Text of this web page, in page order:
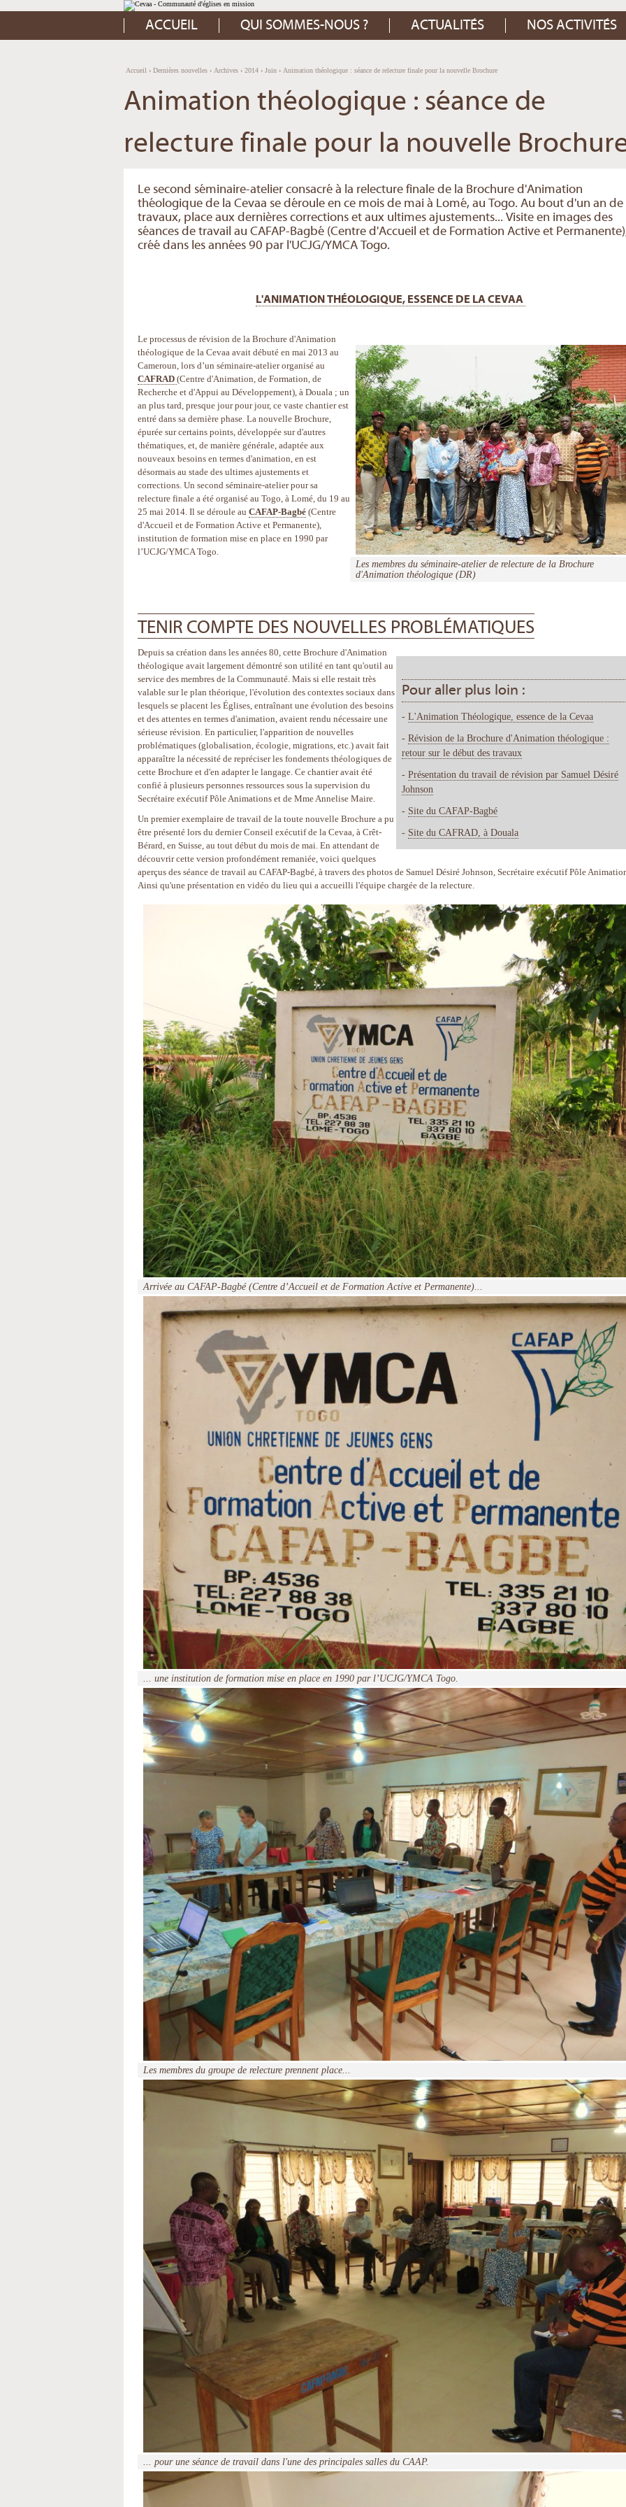
Aller
au
contenu.
Aller
à
Outils
personnels
ACCUEIL QUI SOMMES-NOUS ? ACTUALITÉS NOS ACTIVITÉS
Accueil › Dernières nouvelles › Archives › 2014 › Juin › Animation théologique : séance de relecture finale pour la nouvelle Brochure
Animation théologique : séance de
relecture finale pour la nouvelle
Le second séminaire-atelier consacré à la relecture finale de la Brochure d'Animation
théologique de la Cevaa se déroule en ce mois de mai à Lomé, au Togo. Au bout d'un an de
travaux, place aux dernières corrections et aux ultimes ajustements... Visite en images des
séances de travail au CAFAP-Bagbé (Centre d'Accueil et de Formation Active et
créé dans les années 90 par l'UCJG/YMCA Togo.
L'ANIMATION THÉOLOGIQUE, ESSENCE DE LA CEVAA
Les membres du séminaire-atelier de relecture de la Brochure
d'Animation théologique (DR)
Le processus de révision de la Brochure d'Animation
théologique de la Cevaa avait débuté en mai 2013 au
Cameroun, lors d’un séminaire-atelier organisé au
CAFRAD (Centre d'Animation, de Formation, de
Recherche et d'Appui au Développement), à Douala ; un
an plus tard, presque jour pour jour, ce vaste chantier est
entré dans sa dernière phase. La nouvelle Brochure,
épurée sur certains points, développée sur d'autres
thématiques, et, de manière générale, adaptée aux
nouveaux besoins en termes d'animation, en est
désormais au stade des ultimes ajustements et
corrections. Un second séminaire-atelier pour sa
relecture finale a été organisé au Togo, à Lomé, du 19 au
25 mai 2014. Il se déroule au CAFAP-Bagbé (Centre
d'Accueil et de Formation Active et Permanente),
institution de formation mise en place en 1990 par
l’UCJG/YMCA Togo.
TENIR COMPTE DES NOUVELLES PROBLÉMATIQUES
Pour aller plus loin :
- L'Animation Théologique, essence de la Cevaa
- Révision de la Brochure d'Animation théologique :
retour sur le début des travaux
- Présentation du travail de révision par Samuel Désiré
Johnson
- Site du CAFAP-Bagbé
- Site du CAFRAD, à Douala
Depuis sa création dans les années 80, cette Brochure d'Animation
théologique avait largement démontré son utilité en tant qu'outil au
service des membres de la Communauté. Mais si elle restait très
valable sur le plan théorique, l'évolution des contextes sociaux dans
lesquels se placent les Églises, entraînant une évolution des besoins
et des attentes en termes d'animation, avaient rendu nécessaire une
sérieuse révision. En particulier, l'apparition de nouvelles
problématiques (globalisation, écologie, migrations, etc.) avait fait
apparaître la nécessité de repréciser les fondements théologiques de
cette Brochure et d'en adapter le langage. Ce chantier avait été
confié à plusieurs personnes ressources sous la supervision du
Secrétaire exécutif Pôle Animations et de Mme Annelise Maire.
Un premier exemplaire de travail de la toute nouvelle Brochure a pu
être présenté lors du dernier Conseil exécutif de la Cevaa, à Crêt-
Bérard, en Suisse, au tout début du mois de mai. En attendant de
découvrir cette version profondément remaniée, voici quelques
aperçus des séance de travail au CAFAP-Bagbé, à travers des photos de Samuel Désiré Johnson, Secrétaire exécutif Pôle
Ainsi qu'une présentation en vidéo du lieu qui a accueilli l'équipe chargée de la relecture.
Arrivée au CAFAP-Bagbé (Centre d’Accueil et de Formation Active et Permanente)...
... une institution de formation mise en place en 1990 par l’UCJG/YMCA Togo.
Les membres du groupe de relecture prennent place...
... pour une séance de travail dans l'une des principales salles du CAAP.